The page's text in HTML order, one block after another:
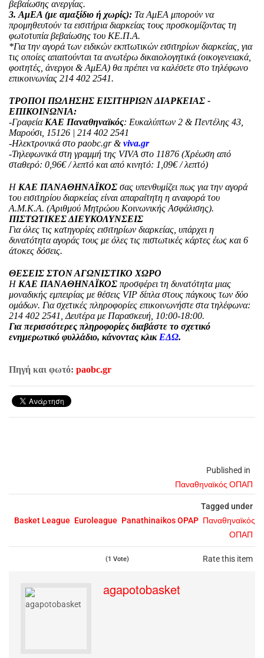
Published in
Παναθηναϊκός ΟΠΑΠ
Tagged under
Basket League Euroleague Panathinaikos OPAP Παναθηναϊκός
ΟΠΑΠ
Rate this item
(1 Vote)
βεβαίωσης ανεργίας.
3. ΑμΕΑ (με αμαξίδιο ή χωρίς): Τα ΑμΕΑ μπορούν να
προμηθευτούν τα εισιτήρια διαρκείας τους προσκομίζοντας τη
φωτοτυπία βεβαίωσης του ΚΕ.Π.Α.
*Για την αγορά των ειδικών εκπτωτικών εισιτηρίων διαρκείας, για
τις οποίες απαιτούνται τα ανωτέρω δικαιολογητικά (οικογενειακά,
φοιτητές, άνεργοι & ΑμΕΑ) θα πρέπει να καλέσετε στο τηλέφωνο
επικοινωνίας 214 402 2541.
ΤΡΟΠΟΙ ΠΩΛΗΣΗΣ ΕΙΣΙΤΗΡΙΩΝ ΔΙΑΡΚΕΙΑΣ -
ΕΠΙΚΟΙΝΩΝΙΑ:
-Γραφεία ΚΑΕ Παναθηναϊκός: Ευκαλύπτων 2 & Πεντέλης 43,
Μαρούσι, 15126 | 214 402 2541
-Ηλεκτρονικά στο paobc.gr &viva.gr
-Τηλεφωνικά στη γραμμή της VIVA στο 11876 (Χρέωση από
σταθερό: 0,96€ / λεπτό και από κινητό: 1,09€ / λεπτό)
Η ΚΑΕ ΠΑΝΑΘΗΝΑΪΚΟΣ σας υπενθυμίζει πως για την αγορά
του εισιτηρίου διαρκείας είναι απαραίτητη η αναφορά του
Α.Μ.Κ.Α. (Αριθμού Μητρώου Κοινωνικής Ασφάλισης).
ΠΙΣΤΩΤΙΚΕΣ ΔΙΕΥΚΟΛΥΝΣΕΙΣ
Για όλες τις κατηγορίες εισιτηρίων διαρκείας, υπάρχει η
δυνατότητα αγοράς τους με όλες τις πιστωτικές κάρτες έως και 6
άτοκες δόσεις.
ΘΕΣΕΙΣ ΣΤΟΝ ΑΓΩΝΙΣΤΙΚΟ ΧΩΡΟ
Η ΚΑΕ ΠΑΝΑΘΗΝΑΪΚΟΣ προσφέρει τη δυνατότητα μιας
μοναδικής εμπειρίας με θέσεις VIP δίπλα στους πάγκους των δύο
ομάδων. Για σχετικές πληροφορίες επικοινωνήστε στα τηλέφωνα:
214 402 2541, Δευτέρα με Παρασκευή, 10:00-18:00.
Για περισσότερες πληροφορίες διαβάστε το σχετικό
ενημερωτικό φυλλάδιο, κάνοντας κλικ ΕΔΩ.
Πηγή και φωτό: paobc.gr
agapotobasket